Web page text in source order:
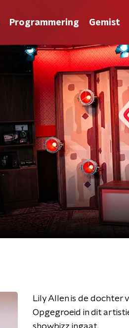
Programmering Gemist
Lily Allen is de dochter
Opgegroeid in dit